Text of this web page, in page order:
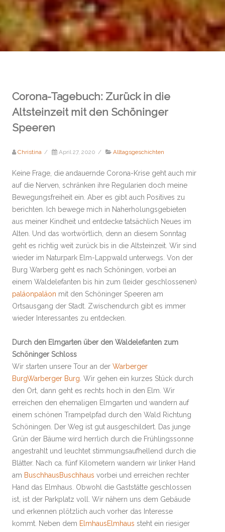
Corona-Tagebuch: Zurück in die
Altsteinzeit mit den Schöninger
Speeren
Christina / April 27, 2020 / Alltagsgeschichten
Keine Frage, die andauernde Corona-Krise geht auch mir
auf die Nerven, schränken ihre Regularien doch meine
Bewegungsfreiheit ein. Aber es gibt auch Positives zu
berichten. Ich bewege mich in Naherholungsgebieten
aus meiner Kindheit und entdecke tatsächlich Neues im
Alten. Und das wortwörtlich, denn an diesem Sonntag
geht es richtig weit zurück bis in die Altsteinzeit. Wir sind
wieder im Naturpark Elm-Lappwald unterwegs. Von der
Burg Warberg geht es nach Schöningen, vorbei an
einem Waldelefanten bis hin zum (leider geschlossenen)
paläonpaläon mit den Schöninger Speeren am
Ortsausgang der Stadt. Zwischendurch gibt es immer
wieder Interessantes zu entdecken.
Durch den Elmgarten über den Waldelefanten zum
Schöninger Schloss
Wir starten unsere Tour an der Warberger
BurgWarberger Burg . Wir gehen ein kurzes Stück durch
den Ort, dann geht es rechts hoch in den Elm. Wir
erreichen den ehemaligen Elmgarten und wandern auf
einem schönen Trampelpfad durch den Wald Richtung
Schöningen. Der Weg ist gut ausgeschildert. Das junge
Grün der Bäume wird herrlich durch die Frühlingssonne
angestrahlt und leuchtet stimmungsaufhellend durch die
Blätter. Nach ca. fünf Kilometern wandern wir linker Hand
am BuschhausBuschhaus vorbei und erreichen rechter
Hand das Elmhaus. Obwohl die Gaststätte geschlossen
ist, ist der Parkplatz voll. Wir nähern uns dem Gebäude
und erkennen plötzlich auch vorher das Interesse
kommt. Neben dem ElmhausElmhaus steht ein riesiger